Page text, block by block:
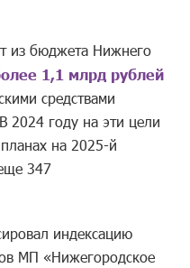
из бюджета Нижнего
1,1 млрд рублей
средствами
2024 году на эти цели
на 2025-й
347
индексацию
МП «Нижегородское